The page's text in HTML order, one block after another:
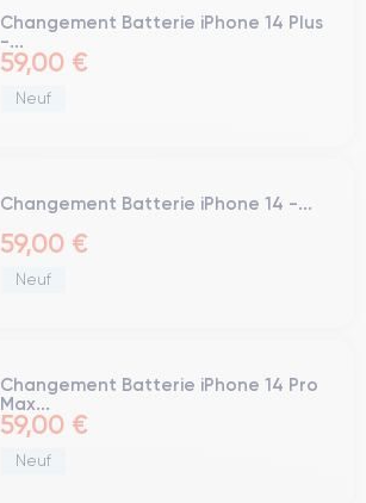
Changement Batterie iPhone 14 Plus
-...
59,00 €
Neuf
Changement Batterie iPhone 14 -...
59,00 €
Neuf
Changement Batterie iPhone 14 Pro
Max...
59,00 €
Neuf